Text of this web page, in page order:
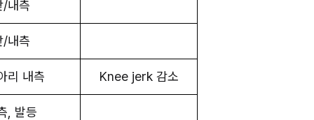
/내측
/내측
리 내측 Knee jerk 감소
, 발등